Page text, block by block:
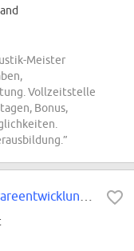
Meister
Vollzeitstelle
Bonus,